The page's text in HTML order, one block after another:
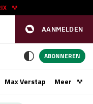
AANMELDEN
11 - 13 sep
ABONNEREN
Max VerstappenMeer